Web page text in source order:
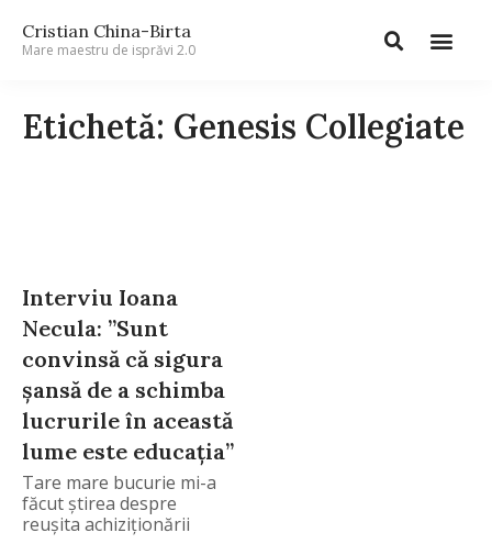
Cristian China-Birta
Mare maestru de isprăvi 2.0
Etichetă: Genesis Collegiate
Interviu Ioana
Necula: ”Sunt
convinsă că sigura
șansă de a schimba
lucrurile în această
lume este educația”
Tare mare bucurie mi-a
făcut știrea despre
reușita achiziționării